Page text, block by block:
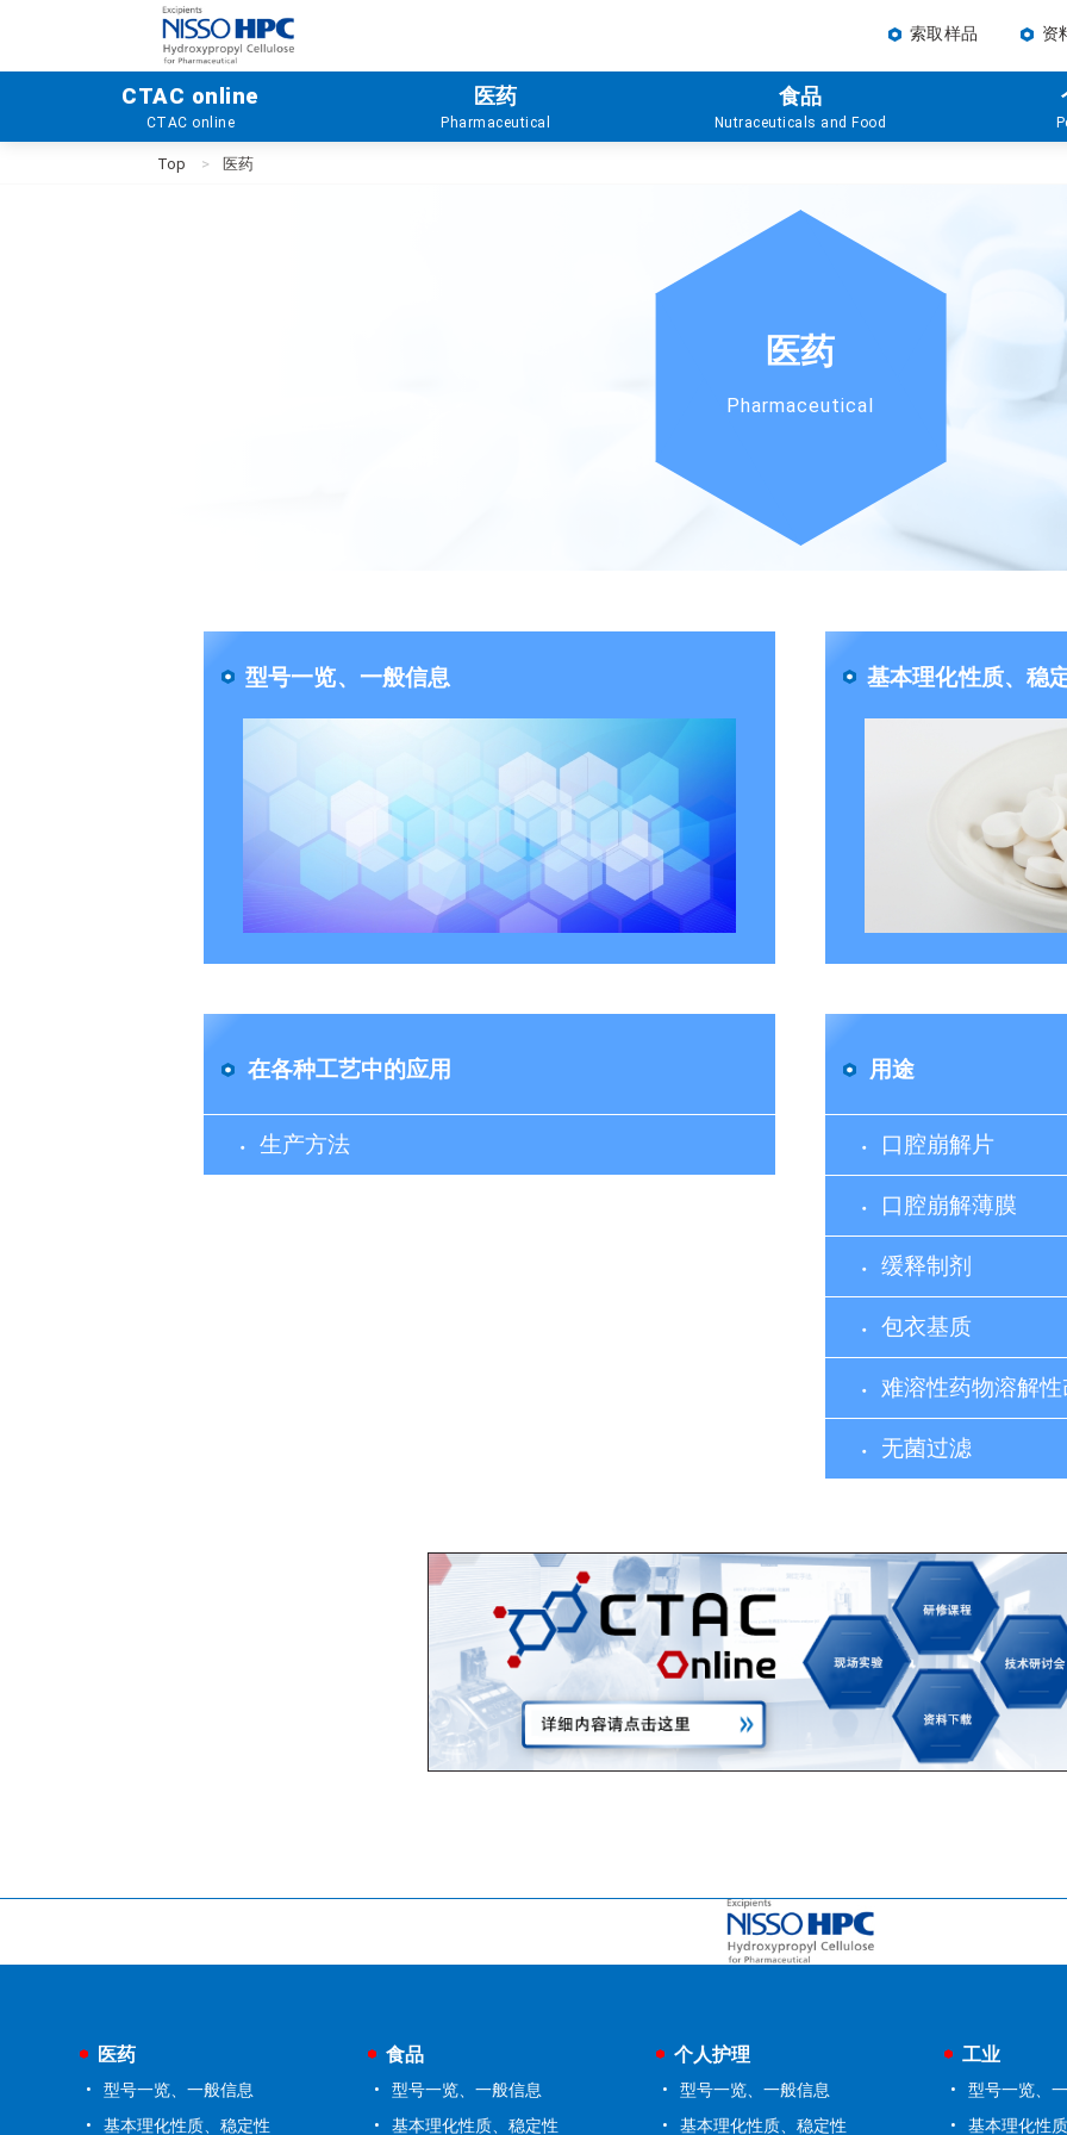
索取样品 资
CTAC online
CTAC online
医药
Pharmaceutical
食品
Nutraceuticals and Food
Top 医药
医药
Pharmaceutical
型号一览、一般信息 基本理化性质、稳
在各种工艺中的应用
生产方法
用途
口腔崩解片
口腔崩解薄膜
缓释制剂
包衣基质
难溶性药物溶解
无菌过滤
医药
型号一览、一般信息
基本理化性质、稳定性
食品
型号一览、一般信息
基本理化性质、稳定性
个人护理
型号一览、一般信息
基本理化性质、稳定性
工业
型号一览、
基本理化性